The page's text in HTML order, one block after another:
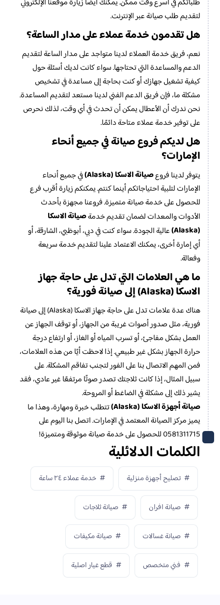
لتقديم طلب صيانة عبر الإنترنت.
هل تقدمون خدمة عملاء على مدار الساعة؟
نعم، فريق خدمة العملاء لدينا متواجد على مدار الساعة لتقديم
الدعم والمساعدة التي تحتاجها. سواء كانت لديك أسئلة حول
كيفية تشغيل جهازك أو كنت بحاجة إلى مساعدة في تشخيص
مشكلة ما، فإن فريق الدعم الفني لدينا مستعد لتقديم المساعدة.
نحن ندرك أن الأعطال يمكن أن تحدث في أي وقت، لذلك نحرص
على توفير خدمة عملاء متاحة دائمًا.
هل لديكم فروع صيانة في جميع أنحاء
الإمارات؟
يتوفر لدينا فروعصيانة الاسكا (Alaska)
في جميع أنحاء
الإمارات لتلبية احتياجاتكم أينما كنتم. يمكنكم زيارة أقرب فرع
للحصول على خدمة صيانة متميزة. فروعنا مجهزة بأحدث
الأدوات والمعدات لضمان تقديم خدمةصيانة الاسكا
(Alaska)
عالية الجودة. سواء كنت في دبي، أبوظبي، الشارقة، أو
أي إمارة أخرى، يمكنك الاعتماد علينا لتقديم خدمة سريعة
وفعالة.
ما هي العلامات التي تدل على حاجة جهاز
الاسكا (Alaska) إلى صيانة فورية؟
هناك عدة علامات تدل على حاجة جهاز الاسكا (Alaska) إلى صيانة
فورية، مثل صدور أصوات غريبة من الجهاز، أو توقف الجهاز عن
العمل بشكل مفاجئ، أو تسرب المياه أو الغاز، أو ارتفاع درجة
حرارة الجهاز بشكل غير طبيعي. إذا لاحظت أيًا من هذه العلامات،
فمن المهم الاتصال بنا على الفور لتجنب تفاقم المشكلة. على
سبيل المثال، إذا كانت ثلاجتك تصدر صوتًا مرتفعًا غير عادي، فقد
يشير ذلك إلى مشكلة في الضاغط أو المروحة.
صيانة أجهزة الاسكا (Alaska)
تتطلب خبرة ومهارة، وهذا ما
يميز مركز الصيانة المعتمد في الإمارات. اتصل بنا اليوم على
0581311715 للحصول على خدمة صيانة موثوقة ومتميزة!
الكلمات الدلائلية
تصليح أجهزة منزلية خدمة عملاء ٢٤ ساعة
صيانة افران صيانة ثلاجات
صيانة غسالات صيانة مكيفات
فني متخصص قطع غيار اصلية